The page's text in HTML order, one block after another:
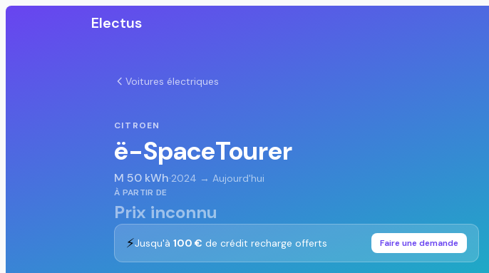
Electus
Voitures électriques
CITROEN
ë-SpaceTourer
M 50 kWh·2024 → Aujourd'hui
À PARTIR DE
Prix inconnu
⚡Jusqu'à 100 € de crédit recharge offerts Faire une demande